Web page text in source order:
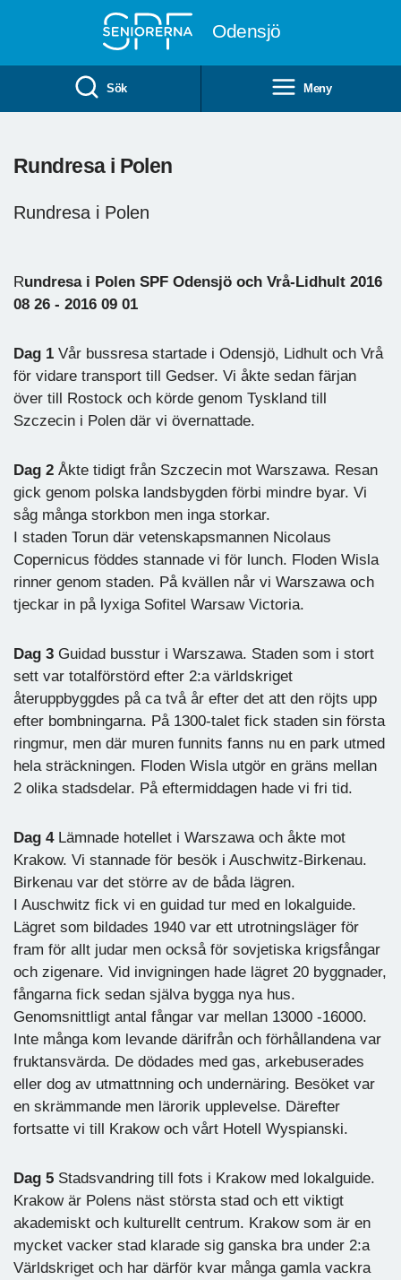
Odensjö
Sök Meny
Rundresa i Polen
Rundresa i Polen
Rundresa i Polen SPF Odensjö och Vrå-Lidhult 2016
08 26 - 2016 09 01
Dag 1 Vår bussresa startade i Odensjö, Lidhult och Vrå
för vidare transport till Gedser. Vi åkte sedan färjan
över till Rostock och körde genom Tyskland till
Szczecin i Polen där vi övernattade.
Dag 2 Åkte tidigt från Szczecin mot Warszawa. Resan
gick genom polska landsbygden förbi mindre byar. Vi
såg många storkbon men inga storkar.
I staden Torun där vetenskapsmannen Nicolaus
Copernicus föddes stannade vi för lunch. Floden Wisla
rinner genom staden. På kvällen når vi Warszawa och
tjeckar in på lyxiga Sofitel Warsaw Victoria.
Dag 3 Guidad busstur i Warszawa. Staden som i stort
sett var totalförstörd efter 2:a världskriget
återuppbyggdes på ca två år efter det att den röjts upp
efter bombningarna. På 1300-talet fick staden sin första
ringmur, men där muren funnits fanns nu en park utmed
hela sträckningen. Floden Wisla utgör en gräns mellan
2 olika stadsdelar. På eftermiddagen hade vi fri tid.
Dag 4Lämnade hotellet i Warszawa och åkte mot
Krakow. Vi stannade för besök i Auschwitz-Birkenau.
Birkenau var det större av de båda lägren.
I Auschwitz fick vi en guidad tur med en lokalguide.
Lägret som bildades 1940 var ett utrotningsläger för
fram för allt judar men också för sovjetiska krigsfångar
och zigenare. Vid invigningen hade lägret 20 byggnader,
fångarna fick sedan själva bygga nya hus.
Genomsnittligt antal fångar var mellan 13000 -16000.
Inte många kom levande därifrån och förhållandena var
fruktansvärda. De dödades med gas, arkebuserades
eller dog av utmattnning och undernäring. Besöket var
en skrämmande men lärorik upplevelse. Därefter
fortsatte vi till Krakow och vårt Hotell Wyspianski.
Dag 5 Stadsvandring till fots i Krakow med lokalguide.
Krakow är Polens näst största stad och ett viktigt
akademiskt och kulturellt centrum. Krakow som är en
mycket vacker stad klarade sig ganska bra under 2:a
Världskriget och har därför kvar många gamla vackra